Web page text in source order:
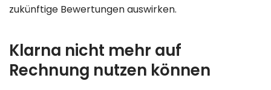
zukünftige Bewertungen auswirken.
Klarna nicht mehr auf
Rechnung nutzen können